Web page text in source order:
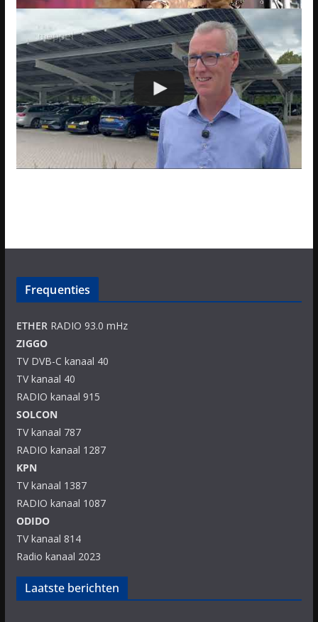
Frequenties
ETHERRADIO 93.0 mHz
ZIGGO
TV DVB-C kanaal 40
TV kanaal 40
RADIO kanaal 915
SOLCON
TV kanaal 787
RADIO kanaal 1287
KPN
TV kanaal 1387
RADIO kanaal 1087
ODIDO
TV kanaal 814
Radio kanaal 2023
Laatste berichten